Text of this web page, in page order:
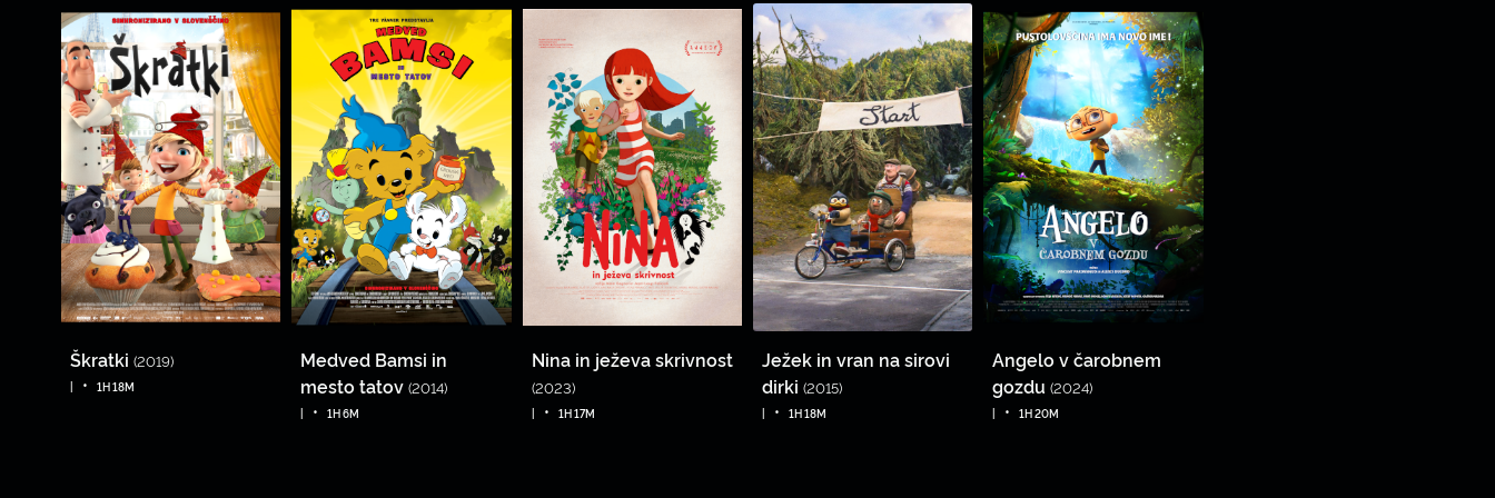
Škratki (2019)
• 1H 18M
Medved Bamsi in
mesto tatov(2014)
• 1H 6M
Nina in ježeva skrivnost
(2023)
• 1H 17M
Ježek in vran na sirovi
dirki (2015)
• 1H 18M
Angelo v čarobnem
gozdu(2024)
• 1H 20M